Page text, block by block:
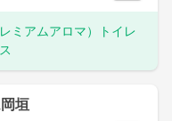
ミアムアロマ）トイレ
垣